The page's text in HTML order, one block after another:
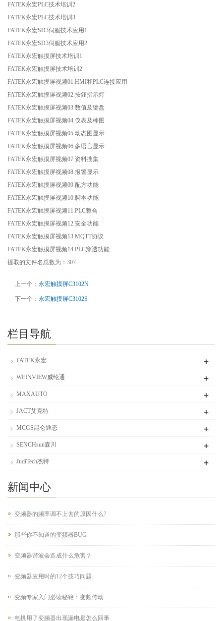
FATEK永宏PLC技术培训2
FATEK永宏PLC技术培训3
FATEK永宏SD3伺服技术应用1
FATEK永宏SD3伺服技术应用2
FATEK永宏触摸屏技术培训1
FATEK永宏触摸屏技术培训2
FATEK永宏触摸屏视频01.HMI和PLC连接应用
FATEK永宏触摸屏视频02.按鈕指示灯
FATEK永宏触摸屏视频03.数值及键盘
FATEK永宏触摸屏视频04.仪表及棒图
FATEK永宏触摸屏视频05.动态图显示
FATEK永宏触摸屏视频06.多语言显示
FATEK永宏触摸屏视频07.资料搜集
FATEK永宏触摸屏视频08.报警显示
FATEK永宏触摸屏视频09.配方功能
FATEK永宏触摸屏视频10.脚本功能
FATEK永宏触摸屏视频11.PLC整合
FATEK永宏触摸屏视频12.安全功能
FATEK永宏触摸屏视频13.MQTT协议
FATEK永宏触摸屏视频14.PLC穿透功能
提取的文件名总数为：307
上一个： 永宏触摸屏C3102N
下一个： 永宏触摸屏C3102S
栏目导航
FATEK永宏 +
WEINVIEW威纶通 +
MAXAUTO +
JACT艾克特 +
MCGS昆仑通态 +
SENCHsun森川 +
JudiTech杰特 +
新闻中心
变频器的频率调不上去的原因什么?
那些你不知道的变频器BUG
变频器谐波会造成什么危害？
变频器应用时的12个技巧问题
变频专家入门必读秘籍：变频传动
电机用了变频器出现漏电是怎么回事